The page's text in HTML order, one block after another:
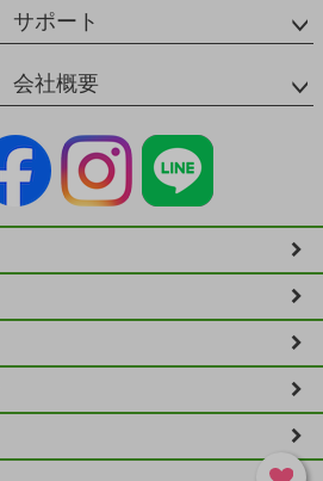
サポート
会社概要